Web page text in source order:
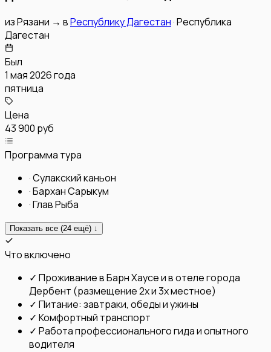
изРязани → вРеспублику Дагестан·Республика
Дагестан
Был
1 мая 2026 года
пятница
Цена
43 900 руб
Программа тура
·Сулакский каньон
·Бархан Сарыкум
·Глав Рыба
Показать все (24 ещё) ↓
Что включено
✓ Проживание в Барн Хаусе и в отеле города
Дербент (размещение 2х и 3х местное)
✓ Питание: завтраки, обеды и ужины
✓ Комфортный транспорт
✓ Работа профессионального гида и опытного
водителя